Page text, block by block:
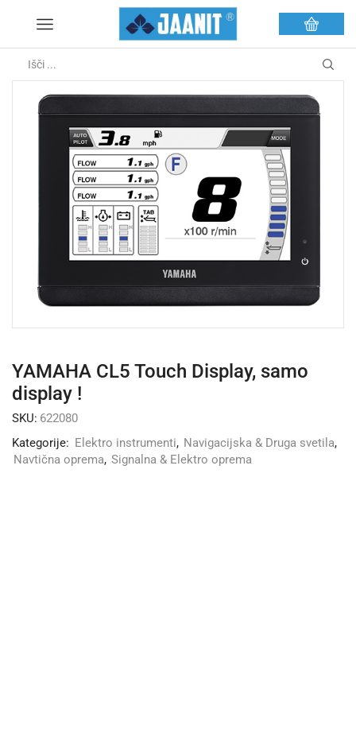
YAMAHA CL5 Touch Display, samo
display !
SKU: 622080
Kategorije: Elektro instrumenti, Navigacijska & Druga svetila,
Navtična oprema, Signalna & Elektro oprema